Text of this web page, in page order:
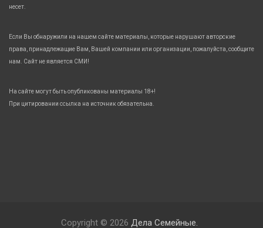
несет.
Если Вы обнаружили на нашем сайте материалы, которые нарушают авторские
права, принадлежащие Вам, Вашей компании или организации, пожалуйста, сообщите
нам. Сайт не является СМИ!
На сайте могут быть опубликованы материалы 18+!
При цитировании ссылка на источник обязательна.
Copyright © 2026 Дела Семейные.